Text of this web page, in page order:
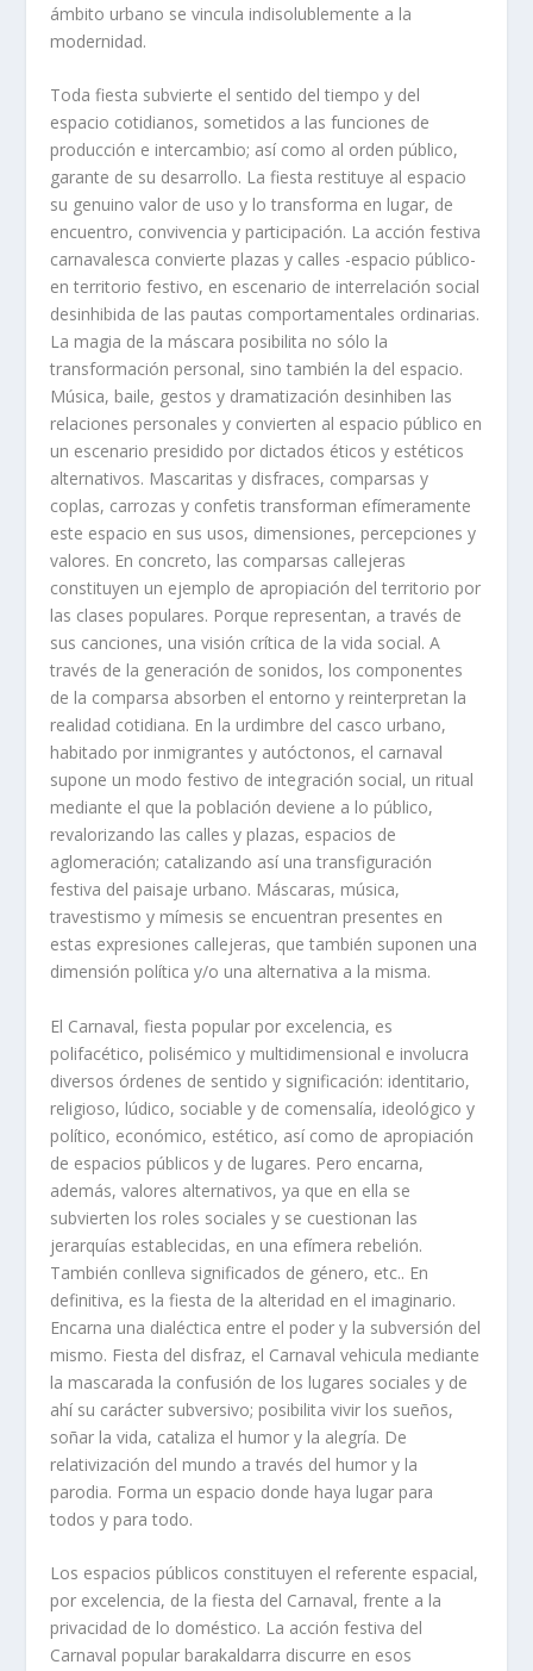
ámbito urbano se vincula indisolublemente a la
modernidad.
Toda fiesta subvierte el sentido del tiempo y del
espacio cotidianos, sometidos a las funciones de
producción e intercambio; así como al orden público,
garante de su desarrollo. La fiesta restituye al espacio
su genuino valor de uso y lo transforma en lugar, de
encuentro, convivencia y participación. La acción festiva
carnavalesca convierte plazas y calles -espacio público-
en territorio festivo, en escenario de interrelación social
desinhibida de las pautas comportamentales ordinarias.
La magia de la máscara posibilita no sólo la
transformación personal, sino también la del espacio.
Música, baile, gestos y dramatización desinhiben las
relaciones personales y convierten al espacio público en
un escenario presidido por dictados éticos y estéticos
alternativos. Mascaritas y disfraces, comparsas y
coplas, carrozas y confetis transforman efímeramente
este espacio en sus usos, dimensiones, percepciones y
valores. En concreto, las comparsas callejeras
constituyen un ejemplo de apropiación del territorio por
las clases populares. Porque representan, a través de
sus canciones, una visión crítica de la vida social. A
través de la generación de sonidos, los componentes
de la comparsa absorben el entorno y reinterpretan la
realidad cotidiana. En la urdimbre del casco urbano,
habitado por inmigrantes y autóctonos, el carnaval
supone un modo festivo de integración social, un ritual
mediante el que la población deviene a lo público,
revalorizando las calles y plazas, espacios de
aglomeración; catalizando así una transfiguración
festiva del paisaje urbano. Máscaras, música,
travestismo y mímesis se encuentran presentes en
estas expresiones callejeras, que también suponen una
dimensión política y/o una alternativa a la misma.
El Carnaval, fiesta popular por excelencia, es
polifacético, polisémico y multidimensional e involucra
diversos órdenes de sentido y significación: identitario,
religioso, lúdico, sociable y de comensalía, ideológico y
político, económico, estético, así como de apropiación
de espacios públicos y de lugares. Pero encarna,
además, valores alternativos, ya que en ella se
subvierten los roles sociales y se cuestionan las
jerarquías establecidas, en una efímera rebelión.
También conlleva significados de género, etc.. En
definitiva, es la fiesta de la alteridad en el imaginario.
Encarna una dialéctica entre el poder y la subversión del
mismo. Fiesta del disfraz, el Carnaval vehicula mediante
la mascarada la confusión de los lugares sociales y de
ahí su carácter subversivo; posibilita vivir los sueños,
soñar la vida, cataliza el humor y la alegría. De
relativización del mundo a través del humor y la
parodia. Forma un espacio donde haya lugar para
todos y para todo.
Los espacios públicos constituyen el referente espacial,
por excelencia, de la fiesta del Carnaval, frente a la
privacidad de lo doméstico. La acción festiva del
Carnaval popular barakaldarra discurre en esos